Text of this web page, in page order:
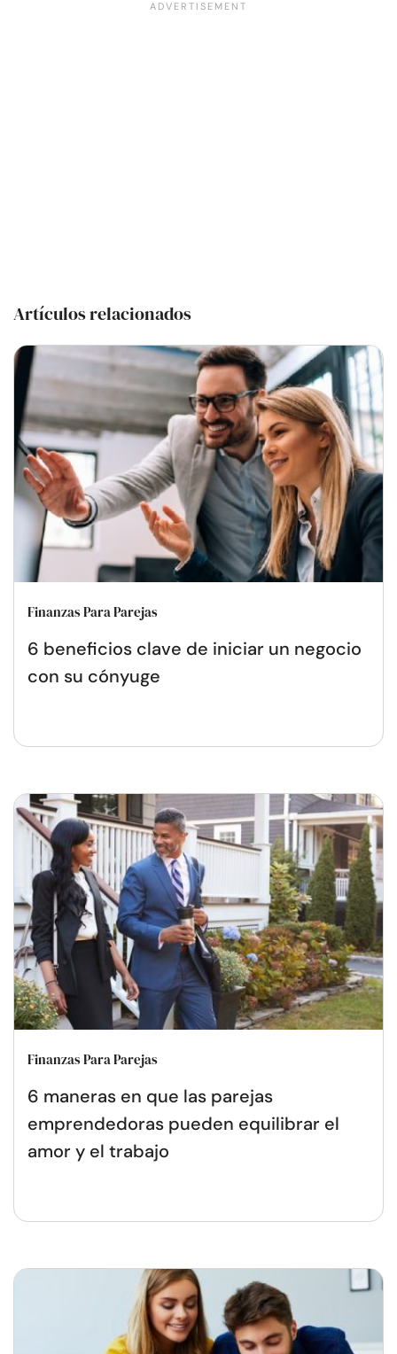
Artículos relacionados
Finanzas Para Parejas
6 beneficios clave de iniciar un negocio
con su cónyuge
Finanzas Para Parejas
6 maneras en que las parejas
emprendedoras pueden equilibrar el
amor y el trabajo